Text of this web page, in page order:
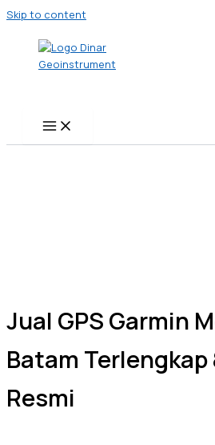
Skip to content
Jual GPS Garmin
Batam Terlengkap
Resmi